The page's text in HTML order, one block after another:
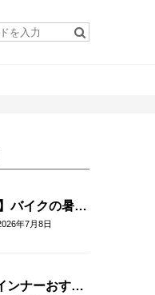
バイクの暑さ
おすすめ8
年7月8日
ンナーおすす